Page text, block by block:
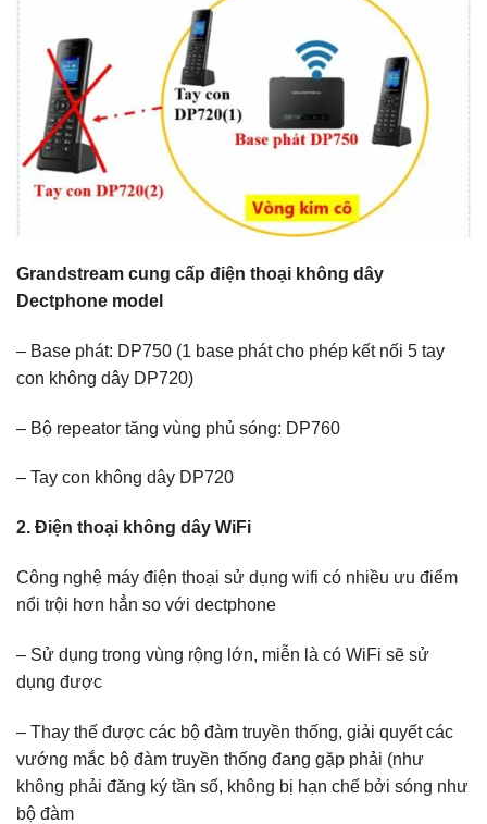
Grandstream cung cấp điện thoại không dây
Dectphone model
– Base phát: DP750 (1 base phát cho phép kết nối 5 tay
con không dây DP720)
– Bộ repeator tăng vùng phủ sóng: DP760
– Tay con không dây DP720
2. Điện thoại không dây WiFi
Công nghệ máy điện thoại sử dụng wifi có nhiều ưu điểm
nổi trội hơn hẳn so với dectphone
– Sử dụng trong vùng rộng lớn, miễn là có WiFi sẽ sử
dụng được
– Thay thế được các bộ đàm truyền thống, giải quyết các
vướng mắc bộ đàm truyền thống đang gặp phải (như
không phải đăng ký tần số, không bị hạn chế bởi sóng như
bộ đàm